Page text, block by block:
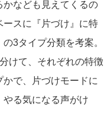
なども見えてくるの
スに『片づけ』に特
3タイプ分類を考案。
けて、それぞれの特徴
で、片づけモードに
る気になる声がけ